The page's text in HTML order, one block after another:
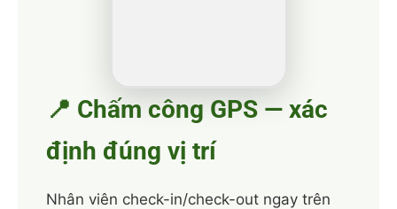
📍 Chấm công GPS — xác
định đúng vị trí
Nhân viên check-in/check-out ngay trên